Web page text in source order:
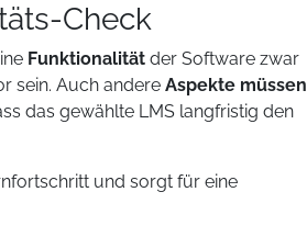
Check
Funktionalität der Software zwar
sein. Auch andere Aspekte müssen
das gewählte LMS langfristig den
und sorgt für eine